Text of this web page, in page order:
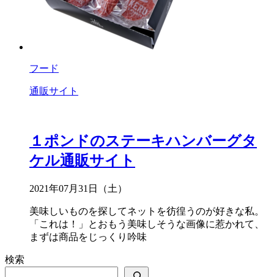
フード
通販サイト
１ポンドのステーキハンバーグタ
ケル通販サイト
2021年07月31日（土）
美味しいものを探してネットを彷徨うのが好きな私。
「これは！」とおもう美味しそうな画像に惹かれて、
まずは商品をじっくり吟味
検索